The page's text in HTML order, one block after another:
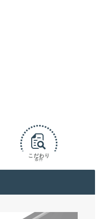
こだわり
条件